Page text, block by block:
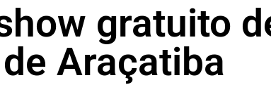
gratuito
Araçatiba